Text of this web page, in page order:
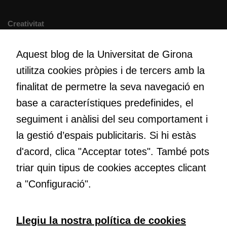
Creativitat
maneres de fer-ho i generar plegats idees innovadores.
Educació
Com deia Josep Pallach, l’educació és una palanca per a la
transformació. Volem contribuir a millorar-la impulsant
metodologies docents actives i ambients d’aprenentatge
dinàmics.
Aquest blog de la Universitat de Girona
utilitza cookies pròpies i de tercers amb la
finalitat de permetre la seva navegació en
base a característiques predefinides, el
seguiment i anàlisi del seu comportament i
la gestió d’espais publicitaris. Si hi estàs
d'acord, clica "Acceptar totes". També pots
triar quin tipus de cookies acceptes clicant
a "Configuració".
Llegiu la nostra política de cookies
continguts
publicitaris
relacionats
interessos de
l'usuari, bé
directament,
bé per mitjà
de tercers
(“adservers”).
Compartir els
mentre